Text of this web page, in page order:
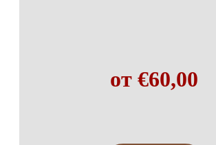
от €60,00